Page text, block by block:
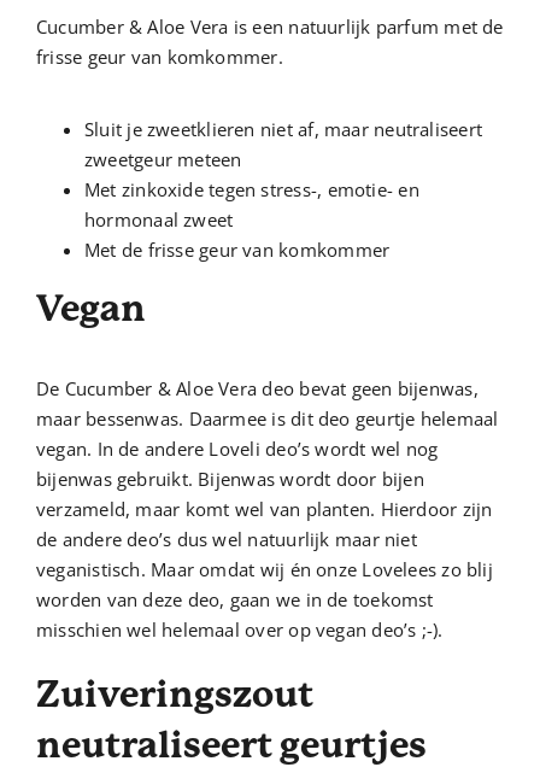
Cucumber & Aloe Vera is een natuurlijk parfum met de
frisse geur van komkommer.
Sluit je zweetklieren niet af, maar neutraliseert
zweetgeur meteen
Met zinkoxide tegen stress-, emotie- en
hormonaal zweet
Met de frisse geur van komkommer
Vegan
De Cucumber & Aloe Vera deo bevat geen bijenwas,
maar bessenwas. Daarmee is dit deo geurtje helemaal
vegan. In de andere Loveli deo’s wordt wel nog
bijenwas gebruikt. Bijenwas wordt door bijen
verzameld, maar komt wel van planten. Hierdoor zijn
de andere deo’s dus wel natuurlijk maar niet
veganistisch. Maar omdat wij én onze Lovelees zo blij
worden van deze deo, gaan we in de toekomst
misschien wel helemaal over op vegan deo’s ;-).
Zuiveringszout
neutraliseert geurtjes